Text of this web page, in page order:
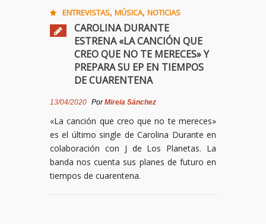
ENTREVISTAS, MÚSICA, NOTICIAS
CAROLINA DURANTE
ESTRENA «LA CANCIÓN QUE
CREO QUE NO TE MERECES» Y
PREPARA SU EP EN TIEMPOS
DE CUARENTENA
13/04/2020 PorMireia Sánchez
«La canción que creo que no te mereces»
es el último single de Carolina Durante en
colaboración con J de Los Planetas. La
banda nos cuenta sus planes de futuro en
tiempos de cuarentena.